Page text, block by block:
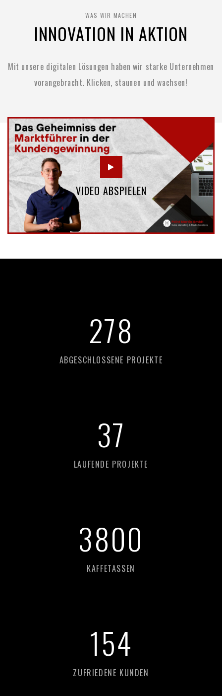
WAS WIR MACHEN
INNOVATION IN AKTION
Mit unsere digitalen Lösungen haben wir starke Unternehmen
vorangebracht. Klicken, staunen und wachsen!
VIDEO ABSPIELEN
278
ABGESCHLOSSENE PROJEKTE
37
LAUFENDE PROJEKTE
3800
KAFFETASSEN
154
ZUFRIEDENE KUNDEN